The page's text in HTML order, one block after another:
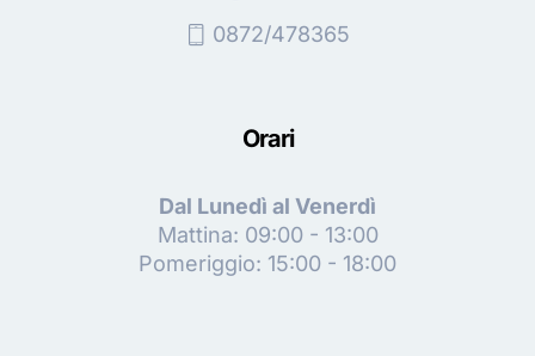
0872/478365
Orari
Dal Lunedì al Venerdì
Mattina: 09:00 - 13:00
Pomeriggio: 15:00 - 18:00